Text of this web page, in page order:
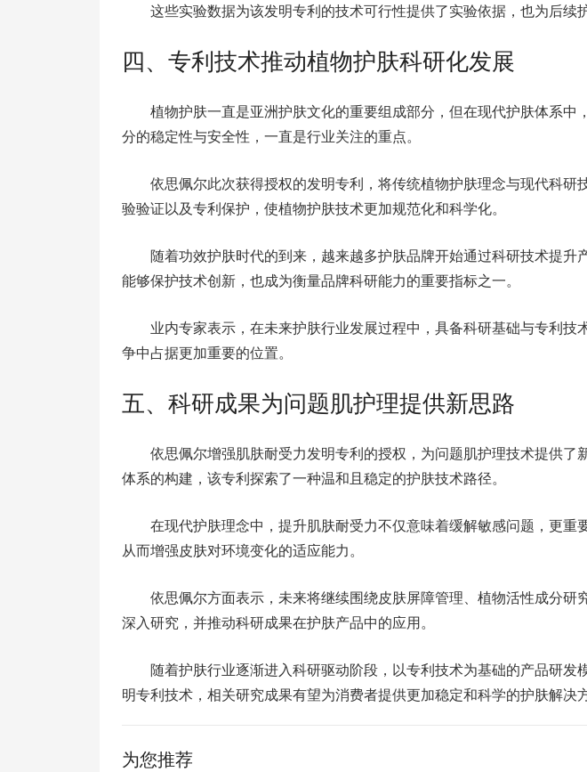
这些实验数据为该发明专利的技术可行性提供了实验依据，也为后续
四、专利技术推动植物护肤科研化发展
植物护肤一直是亚洲护肤文化的重要组成部分，但在现代护肤体系中
分的稳定性与安全性，一直是行业关注的重点。
依思佩尔此次获得授权的发明专利，将传统植物护肤理念与现代科研
验验证以及专利保护，使植物护肤技术更加规范化和科学化。
随着功效护肤时代的到来，越来越多护肤品牌开始通过科研技术提升
能够保护技术创新，也成为衡量品牌科研能力的重要指标之一。
业内专家表示，在未来护肤行业发展过程中，具备科研基础与专利技
争中占据更加重要的位置。
五、科研成果为问题肌护理提供新思路
依思佩尔增强肌肤耐受力发明专利的授权，为问题肌护理技术提供了
体系的构建，该专利探索了一种温和且稳定的护肤技术路径。
在现代护肤理念中，提升肌肤耐受力不仅意味着缓解敏感问题，更重
从而增强皮肤对环境变化的适应能力。
依思佩尔方面表示，未来将继续围绕皮肤屏障管理、植物活性成分研
深入研究，并推动科研成果在护肤产品中的应用。
随着护肤行业逐渐进入科研驱动阶段，以专利技术为基础的产品研发
明专利技术，相关研究成果有望为消费者提供更加稳定和科学的护肤解决方
为您推荐